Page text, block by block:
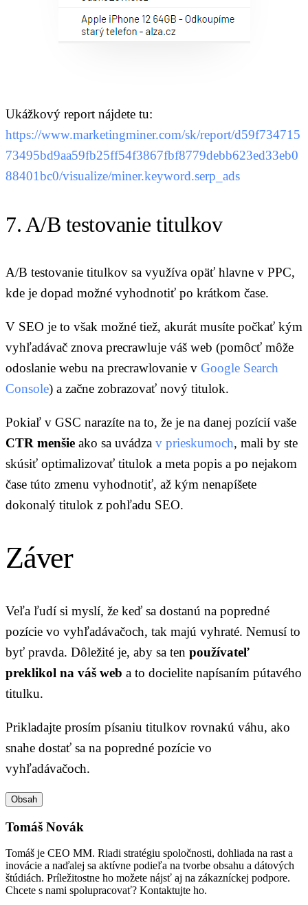
Ukážkový report nájdete tu:
https://www.marketingminer.com/sk/report/d59f734715
73495bd9aa59fb25ff54f3867fbf8779debb623ed33eb0
88401bc0/visualize/miner.keyword.serp_ads
7. A/B testovanie titulkov
A/B testovanie titulkov sa využíva opäť hlavne v PPC,
kde je dopad možné vyhodnotiť po krátkom čase.
V SEO je to však možné tiež, akurát musíte počkať kým
vyhľadávač znova precrawluje váš web (pomôcť môže
odoslanie webu na precrawlovanie v Google Search
Console) a začne zobrazovať nový titulok.
Pokiaľ v GSC narazíte na to, že je na danej pozícií vaše
CTR menšie ako sa uvádza v prieskumoch, mali by ste
skúsiť optimalizovať titulok a meta popis a po nejakom
čase túto zmenu vyhodnotiť, až kým nenapíšete
dokonalý titulok z pohľadu SEO.
Záver
Veľa ľudí si myslí, že keď sa dostanú na popredné
pozície vo vyhľadávačoch, tak majú vyhraté. Nemusí to
byť pravda. Dôležité je, aby sa ten používateľ
preklikol na váš web a to docielite napísaním pútavého
titulku.
Prikladajte prosím písaniu titulkov rovnakú váhu, ako
snahe dostať sa na popredné pozície vo
vyhľadávačoch.
Obsah
Tomáš Novák
Tomáš je CEO MM. Riadi stratégiu spoločnosti, dohliada na rast a
inovácie a naďalej sa aktívne podieľa na tvorbe obsahu a dátových
štúdiách. Príležitostne ho možete nájsť aj na zákazníckej podpore.
Chcete s nami spolupracovať? Kontaktujte ho.